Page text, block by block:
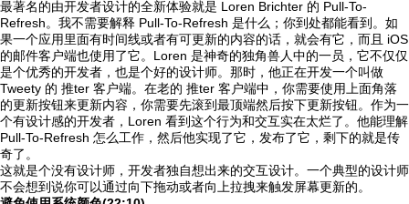
最著名的由开发者设计的全新体验就是 Loren Brichter 的 Pull-To-
Refresh。我不需要解释 Pull-To-Refresh 是什么；你到处都能看到。如
果一个应用里面有时间线或者有可更新的内容的话，就会有它，而且 iOS
的邮件客户端也使用了它。Loren 是神奇的独角兽人中的一员，它不仅仅
是个优秀的开发者，也是个好的设计师。那时，他正在开发一个叫做
Tweety 的 推ter 客户端。在老的 推ter 客户端中，你需要使用上面角落
的更新按钮来更新内容，你需要先滚到最顶端然后按下更新按钮。作为一
个有设计感的开发者，Loren 看到这个行为和交互实在太烂了。他能理解
Pull-To-Refresh 怎么工作，然后他实现了它，发布了它，剩下的就是传
奇了。
这就是个没有设计师，开发者独自想出来的交互设计。一个典型的设计师
不会想到说你可以通过向下拖动或者向上拉拽来触发屏幕更新的。